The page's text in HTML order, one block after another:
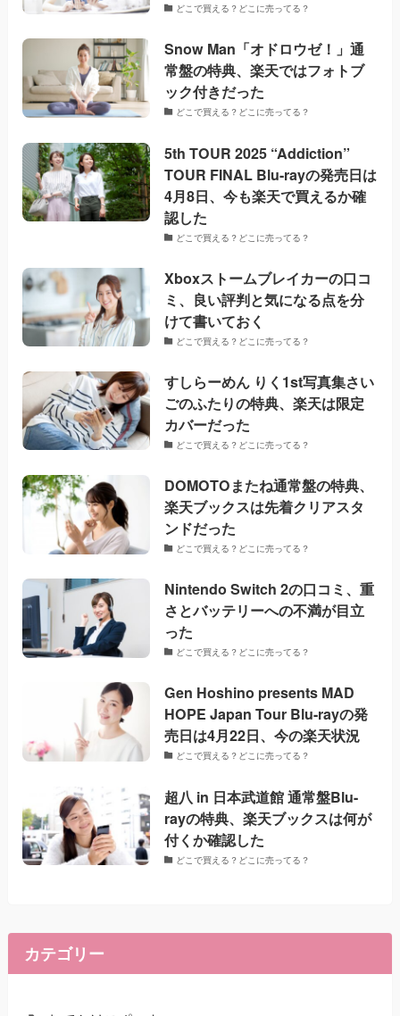
どこで買える？どこに売ってる？
Snow Man「オドロウゼ！」通
常盤の特典、楽天ではフォトブ
ック付きだった
どこで買える？どこに売ってる？
5th TOUR 2025 “Addiction”
TOUR FINAL Blu-rayの発売日は
4月8日、今も楽天で買えるか確
認した
どこで買える？どこに売ってる？
Xboxストームブレイカーの口コ
ミ、良い評判と気になる点を分
けて書いておく
どこで買える？どこに売ってる？
すしらーめん りく1st写真集さい
ごのふたりの特典、楽天は限定
カバーだった
どこで買える？どこに売ってる？
DOMOTOまたね通常盤の特典、
楽天ブックスは先着クリアスタ
ンドだった
どこで買える？どこに売ってる？
Nintendo Switch 2の口コミ、重
さとバッテリーへの不満が目立
った
どこで買える？どこに売ってる？
Gen Hoshino presents MAD
HOPE Japan Tour Blu-rayの発
売日は4月22日、今の楽天状況
どこで買える？どこに売ってる？
超八 in 日本武道館 通常盤Blu-
rayの特典、楽天ブックスは何が
付くか確認した
どこで買える？どこに売ってる？
カテゴリー